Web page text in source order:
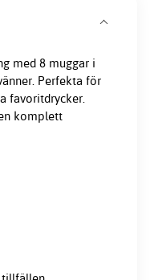
med 8 muggar i
Perfekta för
favoritdrycker.
komplett